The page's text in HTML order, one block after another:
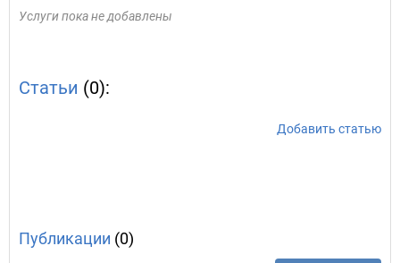
Услуги пока не добавлены
Статьи (0):
Добавить статью
Публикации (0)